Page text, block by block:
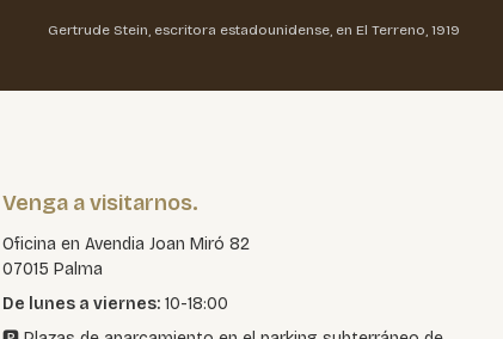
Gertrude Stein, escritora estadounidense, en El Terreno, 1919
Venga a visitarnos.
Oficina en Avendia Joan Miró 82
07015 Palma
De lunes a viernes: 10-18:00